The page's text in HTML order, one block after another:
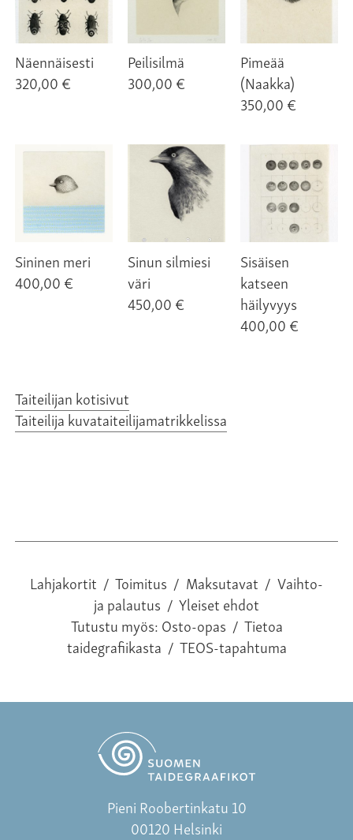
Näennäisesti
320,00 €
Peilisilmä
300,00 €
Pimeää
(Naakka)
350,00 €
Sininen meri
400,00 €
Sinun silmiesi
väri
450,00 €
Sisäisen
katseen
häilyvyys
400,00 €
Taiteilijan kotisivut
Taiteilija kuvataiteilijamatrikkelissa
Lahjakortit / Toimitus / Maksutavat / Vaihto-
ja palautus / Yleiset ehdot
Tutustu myös:Osto-opas / Tietoa
taidegrafiikasta / TEOS-tapahtuma
Pieni Roobertinkatu 10
00120 Helsinki